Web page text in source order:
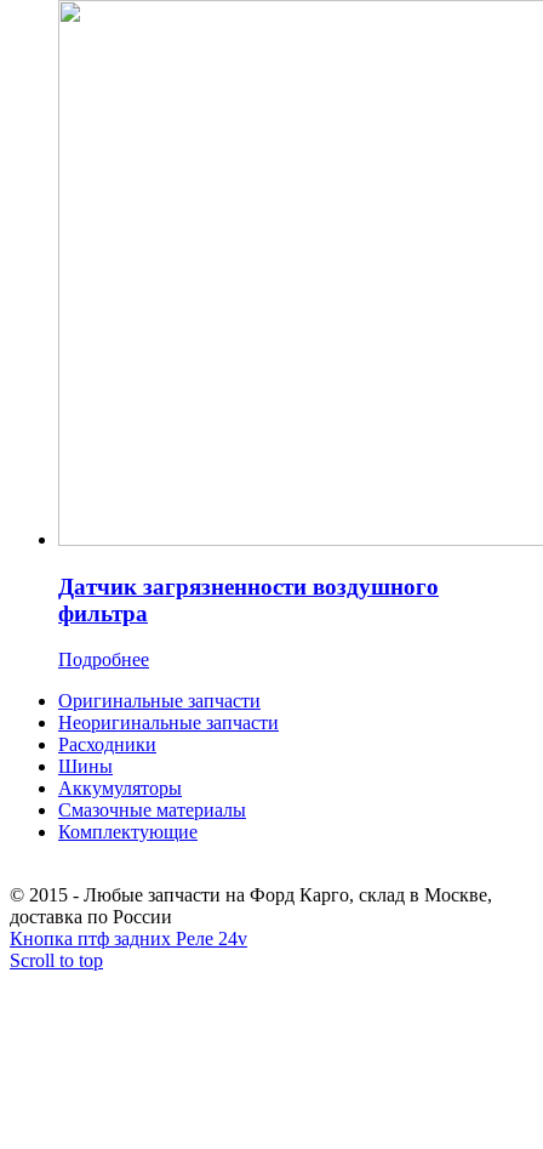
Датчик загрязненности воздушного
фильтра
Подробнее
Оригинальные запчасти
Неоригинальные запчасти
Расходники
Шины
Аккумуляторы
Смазочные материалы
Комплектующие
© 2015 - Любые запчасти на Форд Карго, склад в Москве,
доставка по России
Кнопка птф задних Реле 24v
Scroll to top